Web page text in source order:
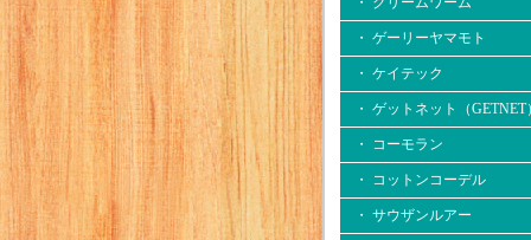
・ ゲーリーヤマモト
・ ケイテック
・ ゲットネット（GETNET
・ コーモラン
・ コットンコーデル
・ サウザンルアー